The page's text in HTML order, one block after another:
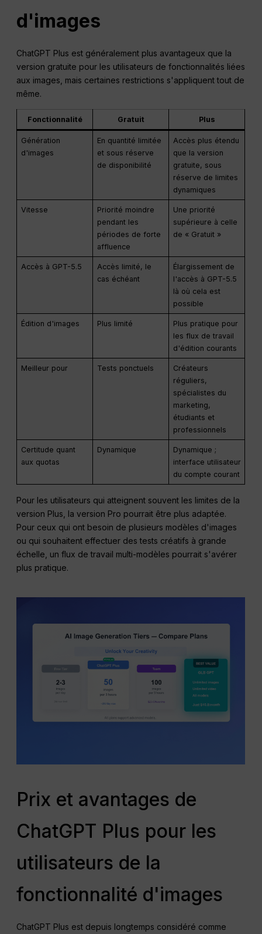
d'images
ChatGPT Plus est généralement plus avantageux que la
version gratuite pour les utilisateurs de fonctionnalités liées
aux images, mais certaines restrictions s'appliquent tout de
même.
Fonctionnalité Gratuit Plus
Génération
d'images
En quantité limitée
et sous réserve
de disponibilité
Accès plus étendu
que la version
gratuite, sous
réserve de limites
dynamiques
Vitesse
Priorité moindre
pendant les
périodes de forte
affluence
Une priorité
supérieure à celle
de « Gratuit »
Accès à GPT-5.5
Accès limité, le
cas échéant
Élargissement de
l'accès à GPT-5.5
là où cela est
possible
Édition d'images Plus limité
Plus pratique pour
les flux de travail
d'édition courants
Meilleur pour Tests ponctuels
Créateurs
réguliers,
spécialistes du
marketing,
étudiants et
professionnels
Certitude quant
aux quotas
Dynamique
Dynamique ;
interface utilisateur
du compte courant
Pour les utilisateurs qui atteignent souvent les limites de la
version Plus, la version Pro pourrait être plus adaptée.
Pour ceux qui ont besoin de plusieurs modèles d'images
ou qui souhaitent effectuer des tests créatifs à grande
échelle, un flux de travail multi-modèles pourrait s'avérer
plus pratique.
Prix et avantages de
ChatGPT Plus pour les
utilisateurs de la
fonctionnalité d'images
ChatGPT Plus est depuis longtemps considéré comme